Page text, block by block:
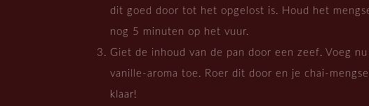
dit goed door tot het opgelost is. Houd het
nog 5 minuten op het vuur.
Giet de inhoud van de pan door een zeef. Voeg nu
vanille-aroma toe. Roer dit door en je chai-
klaar!